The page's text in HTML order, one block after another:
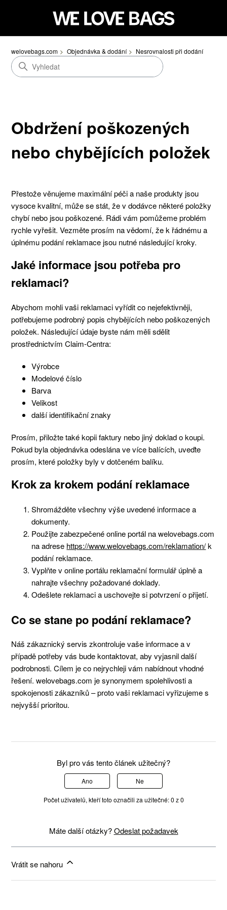
welovebags.com Objednávka & dodání Nesrovnalosti při dodání
Obdržení poškozených
nebo chybějících položek
Přestože věnujeme maximální péči a naše produkty jsou
vysoce kvalitní, může se stát, že v dodávce některé položky
chybí nebo jsou poškozené. Rádi vám pomůžeme problém
rychle vyřešit. Vezměte prosím na vědomí, že k řádnému a
úplnému podání reklamace jsou nutné následující kroky.
Jaké informace jsou potřeba pro
reklamaci?
Abychom mohli vaši reklamaci vyřídit co nejefektivněji,
potřebujeme podrobný popis chybějících nebo poškozených
položek. Následující údaje byste nám měli sdělit
prostřednictvím Claim-Centra:
Výrobce
Modelové číslo
Barva
Velikost
další identifikační znaky
Prosím, přiložte také kopii faktury nebo jiný doklad o koupi.
Pokud byla objednávka odeslána ve více balících, uveďte
prosím, které položky byly v dotčeném balíku.
Krok za krokem podání reklamace
Shromážděte všechny výše uvedené informace a
dokumenty.
Použijte zabezpečené online portál na welovebags.com
na adrese https://www.welovebags.com/reklamation/k
podání reklamace.
Vyplňte v online portálu reklamační formulář úplně a
nahrajte všechny požadované doklady.
Odešlete reklamaci a uschovejte si potvrzení o přijetí.
Co se stane po podání reklamace?
Náš zákaznický servis zkontroluje vaše informace a v
případě potřeby vás bude kontaktovat, aby vyjasnil další
podrobnosti. Cílem je co nejrychleji vám nabídnout vhodné
řešení. welovebags.com je synonymem spolehlivosti a
spokojenosti zákazníků – proto vaši reklamaci vyřizujeme s
nejvyšší prioritou.
Byl pro vás tento článek užitečný?
Ano Ne
Počet uživatelů, kteří toto označili za užitečné: 0 z 0
Máte další otázky?Odeslat požadavek
Vrátit se nahoru